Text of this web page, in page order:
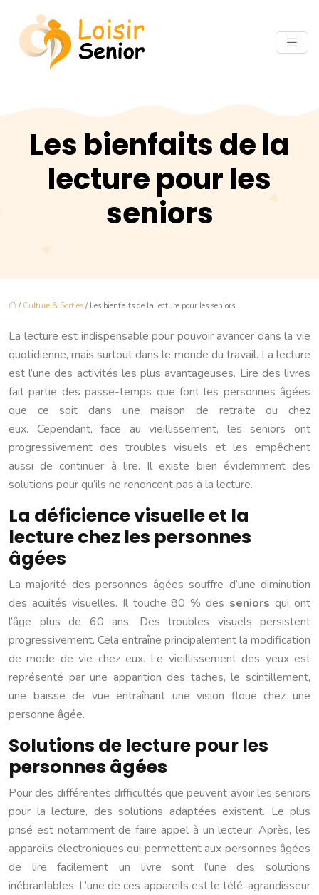
Les bienfaits de la
lecture pour les
seniors
/ Culture & Sorties / Les bienfaits de la lecture pour les seniors
La lecture est indispensable pour pouvoir avancer dans la vie
quotidienne, mais surtout dans le monde du travail. La lecture
est l’une des activités les plus avantageuses. Lire des livres
fait partie des passe-temps que font les personnes âgées
que ce soit dans une maison de retraite ou chez
eux. Cependant, face au vieillissement, les seniors ont
progressivement des troubles visuels et les empêchent
aussi de continuer à lire. Il existe bien évidemment des
solutions pour qu’ils ne renoncent pas à la lecture.
La déficience visuelle et la
lecture chez les personnes
âgées
La majorité des personnes âgées souffre d’une diminution
des acuités visuelles. Il touche 80 % des seniors qui ont
l’âge plus de 60 ans. Des troubles visuels persistent
progressivement. Cela entraîne principalement la modification
de mode de vie chez eux. Le vieillissement des yeux est
représenté par une apparition des taches, le scintillement,
une baisse de vue entraînant une vision floue chez une
personne âgée.
Solutions de lecture pour les
personnes âgées
Pour des différentes difficultés que peuvent avoir les seniors
pour la lecture, des solutions adaptées existent. Le plus
prisé est notamment de faire appel à un lecteur. Après, les
appareils électroniques qui permettent aux personnes âgées
de lire facilement un livre sont l’une des solutions
inébranlables. L’une de ces appareils est le télé-agrandisseur